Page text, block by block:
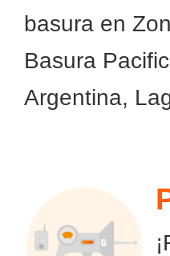
basura en
Basura
Argentina,